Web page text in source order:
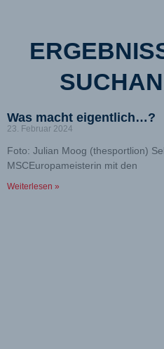
Was macht eigentlich…?
23. Februar 2024
Foto: Julian Moog (thesportlion)
MSCEuropameisterin mit den
Weiterlesen »
SeiteSeite